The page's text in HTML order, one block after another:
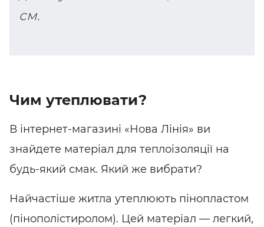
см.
Чим утеплювати?
В інтернет-магазині «Нова Лінія» ви
знайдете матеріал для теплоізоляції на
будь-який смак. Який же вибрати?
Найчастіше житла утеплюють пінопластом
(пінополістиролом). Цей матеріал — легкий,